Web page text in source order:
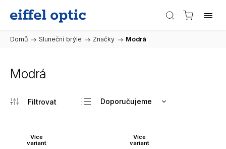
Domů / Sluneční brýle / Značky / Modrá
Modrá
Doporučujeme
Nejdražší
Více
variant
Více
variant